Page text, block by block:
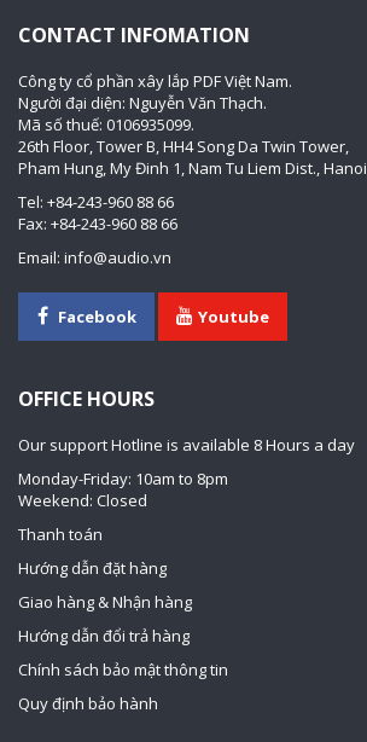
CONTACT INFOMATION
Công ty cổ phần xây lắp PDF Việt Nam.
Người đại diện: Nguyễn Văn Thạch.
Mã số thuế: 0106935099.
26th Floor, Tower B, HH4 Song Da Twin Tower,
Pham Hung, My Đinh 1, Nam Tu Liem Dist., Hanoi
Tel: +84-243-960 88 66
Fax: +84-243-960 88 66
Email: info@audio.vn
Facebook Youtube
OFFICE HOURS
Our support Hotline is available 8 Hours a day
Monday-Friday: 10am to 8pm
Weekend: Closed
Thanh toán
Hướng dẫn đặt hàng
Giao hàng & Nhận hàng
Hướng dẫn đổi trả hàng
Chính sách bảo mật thông tin
Quy định bảo hành